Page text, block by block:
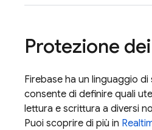
Protezione
Firebase ha un linguaggio di
consente di definire quali
lettura e scrittura a diversi
Puoi scoprire di più in